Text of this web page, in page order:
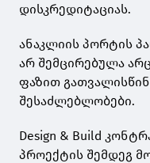
დისკრედიტაციას.
ანაკლიის პორტის
არ შემცირებულა
ფაზით
შესაძლებლობები.
Design & Build
პროექტის შემდეგ